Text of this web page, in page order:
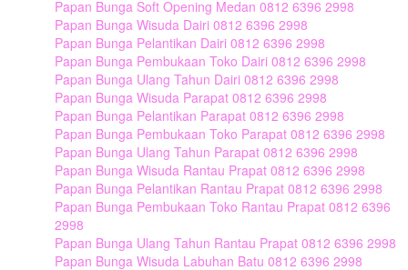
Papan Bunga Soft Opening Medan 0812 6396 2998
Papan Bunga Wisuda Dairi 0812 6396 2998
Papan Bunga Pelantikan Dairi 0812 6396 2998
Papan Bunga Pembukaan Toko Dairi 0812 6396 2998
Papan Bunga Ulang Tahun Dairi 0812 6396 2998
Papan Bunga Wisuda Parapat 0812 6396 2998
Papan Bunga Pelantikan Parapat 0812 6396 2998
Papan Bunga Pembukaan Toko Parapat 0812 6396 2998
Papan Bunga Ulang Tahun Parapat 0812 6396 2998
Papan Bunga Wisuda Rantau Prapat 0812 6396 2998
Papan Bunga Pelantikan Rantau Prapat 0812 6396 2998
Papan Bunga Pembukaan Toko Rantau Prapat 0812 6396
2998
Papan Bunga Ulang Tahun Rantau Prapat 0812 6396 2998
Papan Bunga Wisuda Labuhan Batu 0812 6396 2998